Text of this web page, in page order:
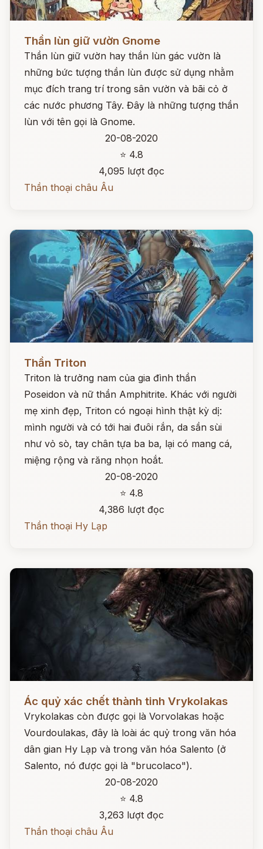
Đọc ngay
Thần lùn giữ vườn Gnome
Thần lùn giữ vườn hay thần lùn gác vườn là
những bức tượng thần lùn được sử dụng nhằm
mục đích trang trí trong sân vườn và bãi cỏ ở
các nước phương Tây. Đây là những tượng thần
lùn với tên gọi là Gnome.
20-08-2020
⭐ 4.8
4,095 lượt đọc
Thần thoại châu Âu
Đọc ngay
Thần Triton
Triton là trưởng nam của gia đình thần
Poseidon và nữ thần Amphitrite. Khác với người
mẹ xinh đẹp, Triton có ngoại hình thật kỳ dị:
mình người và có tới hai đuôi rắn, da sần sùi
như vỏ sò, tay chân tựa ba ba, lại có mang cá,
miệng rộng và răng nhọn hoắt.
20-08-2020
⭐ 4.8
4,386 lượt đọc
Thần thoại Hy Lạp
Đọc ngay
Ác quỷ xác chết thành tinh Vrykolakas
Vrykolakas còn được gọi là Vorvolakas hoặc
Vourdoulakas, đây là loài ác quỷ trong văn hóa
dân gian Hy Lạp và trong văn hóa Salento (ở
Salento, nó được gọi là "brucolaco").
20-08-2020
⭐ 4.8
3,263 lượt đọc
Thần thoại châu Âu